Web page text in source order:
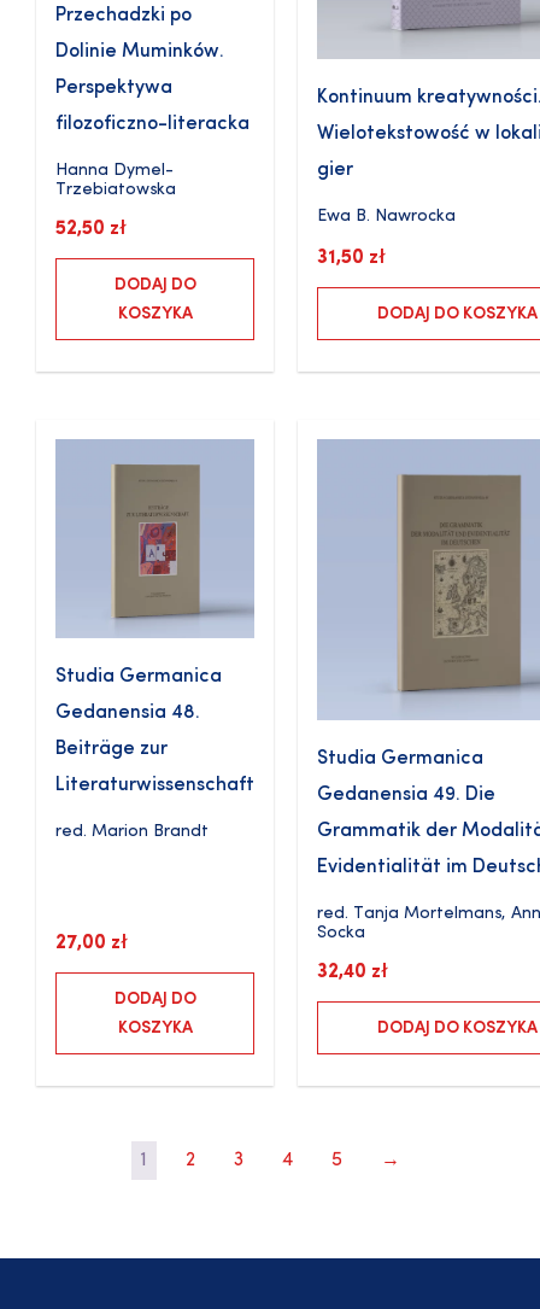
Przechadzki po
Dolinie Muminków.
Perspektywa
filozoficzno-literacka
Hanna Dymel-
Trzebiatowska
52,50 zł
DODAJ DO
KOSZYKA
Kontinuum
Wielotekstowość w
gier
Ewa B. Nawrocka
31,50 zł
DODAJ DO KOSZYKA
Studia Germanica
Gedanensia 48.
Beiträge zur
Literaturwissenschaft
red. Marion Brandt
27,00 zł
DODAJ DO
KOSZYKA
Studia Germanica
Gedanensia 49. Die
Grammatik der
Evidentialität im
red. Tanja Mortelmans,
Socka
32,40 zł
DODAJ DO KOSZYKA
1 2 3 4 5 →